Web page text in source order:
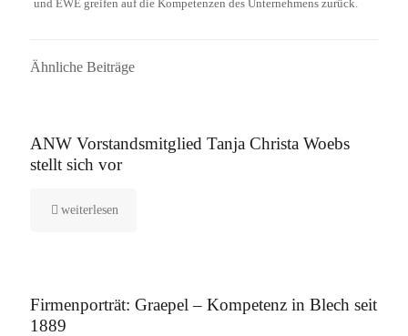
und EWE greifen auf die Kompetenzen des Unternehmens zurück.
Ähnliche Beiträge
ANW Vorstandsmitglied Tanja Christa Woebs
stellt sich vor
weiterlesen
Firmenporträt: Graepel – Kompetenz in Blech seit
1889